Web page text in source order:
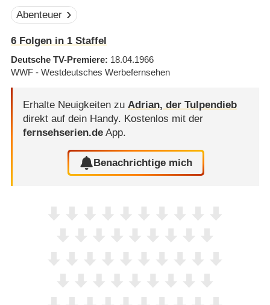
Abenteuer
6Folgen in 1Staffel
Deutsche TV-Premiere 18.04.1966
WWF - Westdeutsches Werbefernsehen
Erhalte Neuigkeiten zu Adrian, der Tulpendieb
direkt auf dein Handy. Kostenlos mit der
fernsehserien.deApp.
Benachrichtige mich